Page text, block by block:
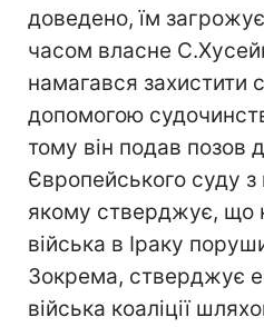
доведено, їм
часом власне
намагався захистити
допомогою
тому він подав позов
Європейського суду
якому стверджує, що
війська в Іраку
Зокрема, стверджує
війська коаліції